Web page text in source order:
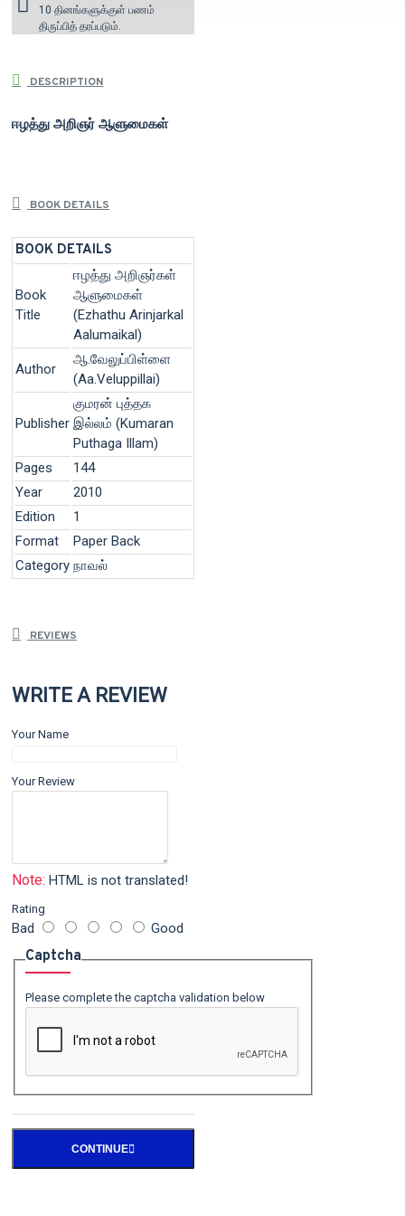
10 தினங்களுக்குள் பணம்
திருப்பித் தரப்படும்.
DESCRIPTION
ஈழத்து அறிஞர் ஆளுமைகள்
BOOK DETAILS
BOOK DETAILS
Book
Title
ஈழத்து அறிஞர்கள்
ஆளுமைகள்
(Ezhathu Arinjarkal
Aalumaikal)
Author
ஆ.வேலுப்பிள்ளை
(Aa.Veluppillai)
Publisher
குமரன் புத்தக
இல்லம் (Kumaran
Puthaga Illam)
Pages
144
Year
2010
Edition
1
Format
Paper Back
Category நாவல்
REVIEWS
WRITE A REVIEW
Your Name
Your Review
Note: HTML is not translated!
Rating
Bad Good
Captcha
Please complete the captcha validation below
CONTINUE